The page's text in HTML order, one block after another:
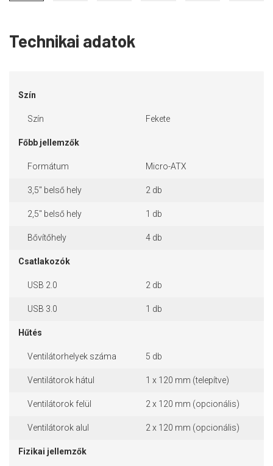
Technikai adatok
Szín
Szín Fekete
Főbb jellemzők
Formátum Micro-ATX
3,5" belső hely 2 db
2,5" belső hely 1 db
Bővítőhely 4 db
Csatlakozók
USB 2.0 2 db
USB 3.0 1 db
Hűtés
Ventilátorhelyek száma 5 db
Ventilátorok hátul 1 x 120 mm (telepítve)
Ventilátorok felül 2 x 120 mm (opcionális)
Ventilátorok alul 2 x 120 mm (opcionális)
Fizikai jellemzők